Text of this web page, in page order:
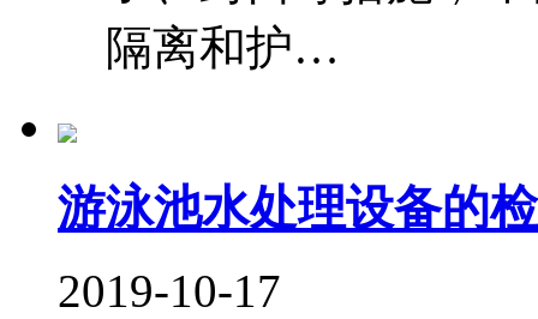
隔离和护…
游泳池水处理设备的
2019-10-17